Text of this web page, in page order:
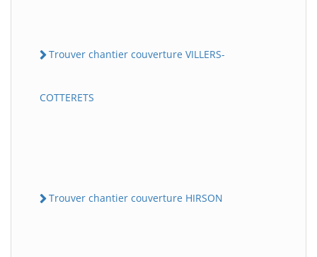
Trouver chantier couverture VILLERS-
COTTERETS
Trouver chantier couverture HIRSON